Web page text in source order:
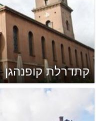
קתדרלת קופנהגן